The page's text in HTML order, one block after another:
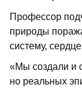
Профессор
природы
систему,
«Мы создали и
но реальных